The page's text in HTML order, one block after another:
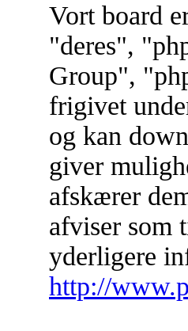
Vort board
"deres",
Group",
frigivet
og kan
giver
afskærer
afviser som
yderligere
http://